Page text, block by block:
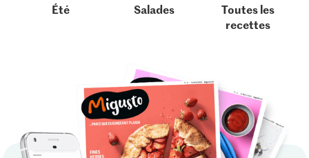
Été Salades
Toutes les
recettes